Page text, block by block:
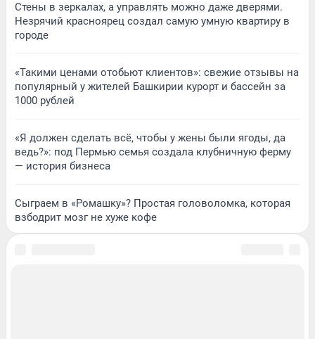
Стены в зеркалах, а управлять можно даже дверями.
Незрячий красноярец создал самую умную квартиру в
городе
«Такими ценами отобьют клиентов»: свежие отзывы на
популярный у жителей Башкирии курорт и бассейн за
1000 рублей
«Я должен сделать всё, чтобы у жены были ягоды, да
ведь?»: под Пермью семья создала клубничную ферму
— история бизнеса
Сыграем в «Ромашку»? Простая головоломка, которая
взбодрит мозг не хуже кофе